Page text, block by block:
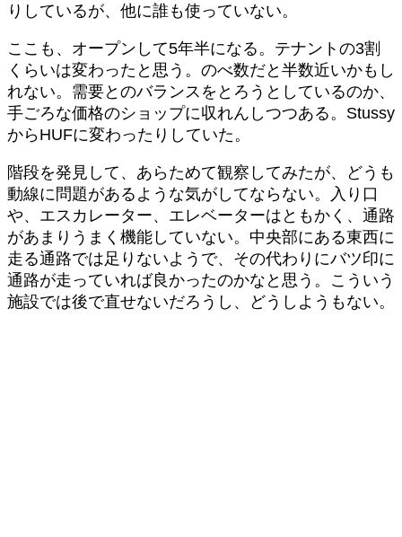
りしているが、他に誰も使っていない。
ここも、オープンして5年半になる。テナントの3割
くらいは変わったと思う。のべ数だと半数近いかもし
れない。需要とのバランスをとろうとしているのか、
手ごろな価格のショップに収れんしつつある。Stussy
からHUFに変わったりしていた。
階段を発見して、あらためて観察してみたが、どうも
動線に問題があるような気がしてならない。入り口
や、エスカレーター、エレベーターはともかく、通路
があまりうまく機能していない。中央部にある東西に
走る通路では足りないようで、その代わりにバツ印に
通路が走っていれば良かったのかなと思う。こういう
施設では後で直せないだろうし、どうしようもない。